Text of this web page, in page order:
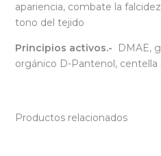
apariencia, combate la
tono del tejido
Principios activos.- DMAE,
orgánico D-Pantenol, centella
Productos relacionados